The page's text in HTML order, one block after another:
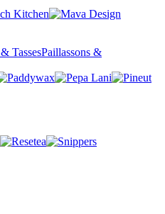
TassesPaillassons &